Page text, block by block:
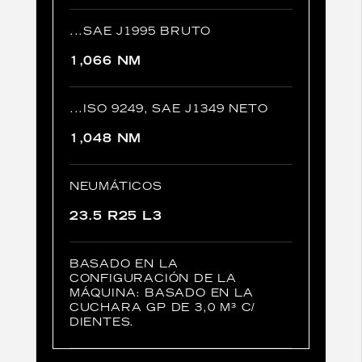
...SAE J1995 BRUTO
1,066 NM
...ISO 9249, SAE J1349 NETO
1,048 NM
NEUMÁTICOS
23.5 R25 L3
BASADO EN LA
CONFIGURACIÓN DE LA
MÁQUINA: BASADO EN LA
CUCHARA GP DE 3,0 M³ C/
DIENTES.